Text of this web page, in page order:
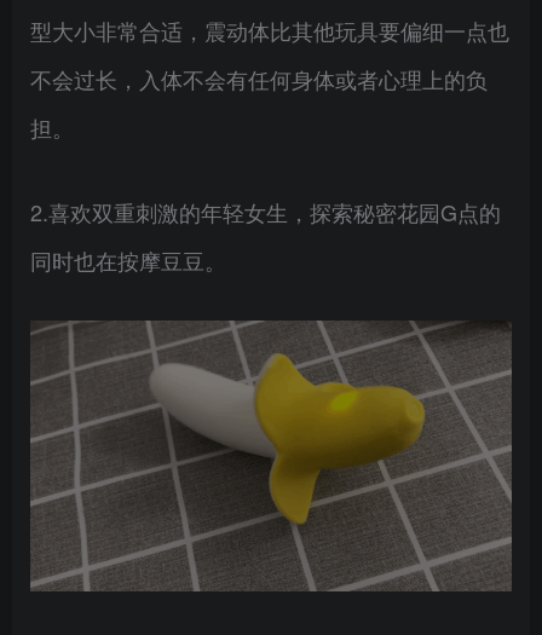
型大小非常合适，震动体比其他玩具要偏细一点也
不会过长，入体不会有任何身体或者心理上的负
担。
2.喜欢双重刺激的年轻女生，探索秘密花园G点的
同时也在按摩豆豆。